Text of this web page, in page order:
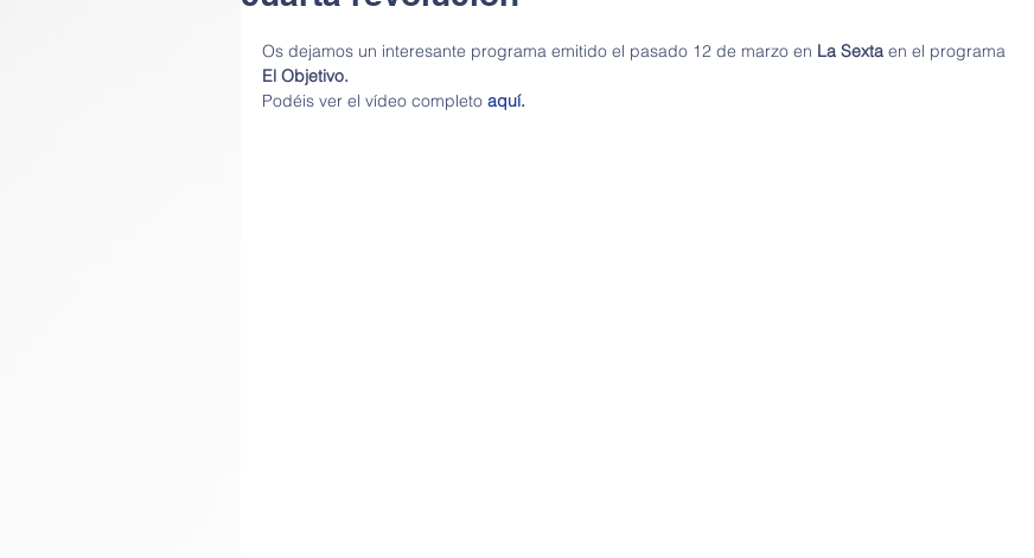
Os dejamos un interesante programa emitido el pasado 12 de marzo en La Sexta en el programa
El Objetivo.
Podéis ver el vídeo completo aquí.